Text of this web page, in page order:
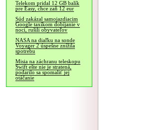
Telekom pridal 12 GB balík
pre Easy, chce zaň 12 eur
Súd zakázal samojazdiacim
Google taxíkom dobíjanie v
noci, rušili obyvateľov
NASA na diaľku na sonde
Voyager 2 úspešne znížila
spotrebu
Misia na záchranu teleskopu
Swift ešte nie je stratená,
podarilo sa spomaliť jej
otáčanie